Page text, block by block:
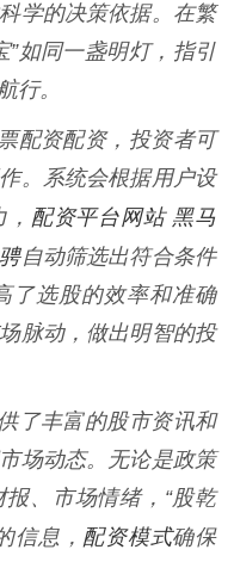
学的决策依据。在繁
”如同一盏明灯，指引
行。
配资配资，投资者可
。系统会根据用户设
配资平台网站 黑马
自动筛选出符合条件
了选股的效率和准确
脉动，做出明智的投
了丰富的股市资讯和
场动态。无论是政策
、市场情绪，“股乾
信息， 配资模式确保